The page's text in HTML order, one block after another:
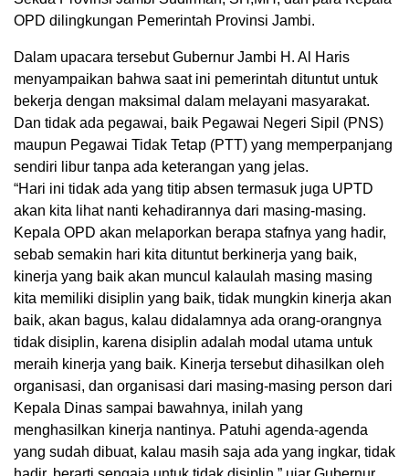
OPD dilingkungan Pemerintah Provinsi Jambi.
Dalam upacara tersebut Gubernur Jambi H. Al Haris
menyampaikan bahwa saat ini pemerintah dituntut untuk
bekerja dengan maksimal dalam melayani masyarakat.
Dan tidak ada pegawai, baik Pegawai Negeri Sipil (PNS)
maupun Pegawai Tidak Tetap (PTT) yang memperpanjang
sendiri libur tanpa ada keterangan yang jelas.
“Hari ini tidak ada yang titip absen termasuk juga UPTD
akan kita lihat nanti kehadirannya dari masing-masing.
Kepala OPD akan melaporkan berapa stafnya yang hadir,
sebab semakin hari kita dituntut berkinerja yang baik,
kinerja yang baik akan muncul kalaulah masing masing
kita memiliki disiplin yang baik, tidak mungkin kinerja akan
baik, akan bagus, kalau didalamnya ada orang-orangnya
tidak disiplin, karena disiplin adalah modal utama untuk
meraih kinerja yang baik. Kinerja tersebut dihasilkan oleh
organisasi, dan organisasi dari masing-masing person dari
Kepala Dinas sampai bawahnya, inilah yang
menghasilkan kinerja nantinya. Patuhi agenda-agenda
yang sudah dibuat, kalau masih saja ada yang ingkar, tidak